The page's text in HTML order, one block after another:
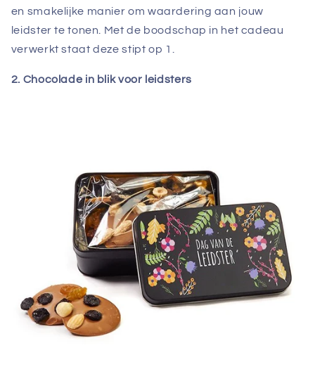
en smakelijke manier om waardering aan jouw
leidster te tonen. Met de boodschap in het cadeau
verwerkt staat deze stipt op 1.
2. Chocolade in blik voor leidsters